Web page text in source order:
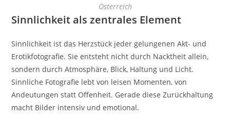
Österreich
Sinnlichkeit als zentrales Element
Sinnlichkeit ist das Herzstück jeder gelungenen Akt- und
Erotikfotografie. Sie entsteht nicht durch Nacktheit allein,
sondern durch Atmosphäre, Blick, Haltung und Licht.
Sinnliche Fotografie lebt von leisen Momenten, von
Andeutungen statt Offenheit. Gerade diese Zurückhaltung
macht Bilder intensiv und emotional.